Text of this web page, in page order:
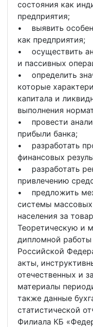
состояния как
предприятия;
• выявить
как предприятия;
• осуществить
и пассивных
• определить
которые
капитала и
выполнения
• провести
прибыли банка;
• разработать
финансовых
• разработать
привлечению
• предложить
системы
населения за
Теоретическую и
дипломной
Российской
акты,
отечественных и
материалы
также данные
статистической
Филиала КБ